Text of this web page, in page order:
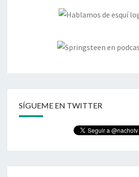
SÍGUEME EN TWITTER